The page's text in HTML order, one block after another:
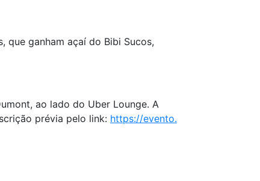
ganham açaí do Bibi Sucos,
ao lado do Uber Lounge. A
prévia pelo link: https://evento.